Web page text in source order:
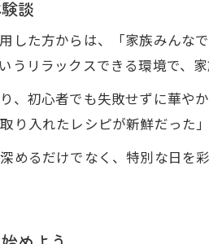
オンラインお菓子教室で基
自宅で実現する本格スイー
談
した方からは、「家族みん
リラックスできる環境で、
、初心者でも失敗せずに華や
入れたレシピが新鮮だった」
めるだけでなく、特別な日